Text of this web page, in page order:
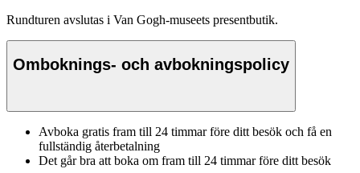
Rundturen avslutas i Van Gogh-museets presentbutik.
Omboknings- och avbokningspolicy
Avboka gratis fram till 24 timmar före ditt besök och få en
fullständig återbetalning
Det går bra att boka om fram till 24 timmar före ditt besök